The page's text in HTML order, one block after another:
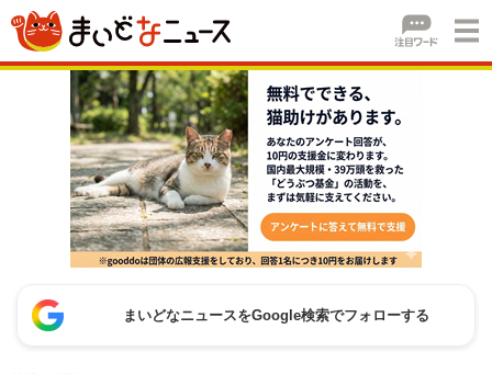
まいどなニュースをGoogle検索でフォローする